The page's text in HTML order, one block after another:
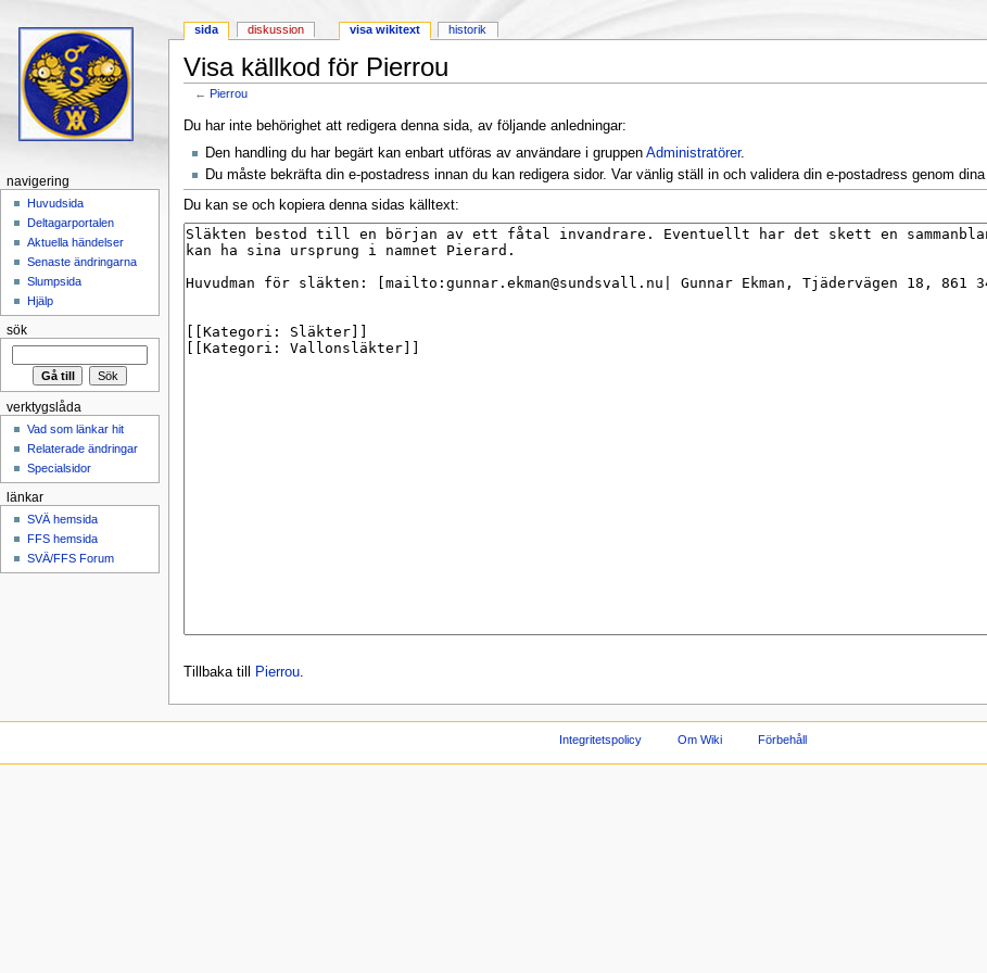
Visa källkod för Pierrou
←Pierrou
Du har inte behörighet att redigera denna sida, av följande anledningar:
Den handling du har begärt kan enbart utföras av användare i gruppen Administratörer.
Du måste bekräfta din e-postadress innan du kan redigera sidor. Var vänlig ställ in och validera din e-postadress genom dina
Du kan se och kopiera denna sidas källtext:
Tillbaka till Pierrou.
sida diskussion visa wikitext historik
navigering
Huvudsida
Deltagarportalen
Aktuella händelser
Senaste ändringarna
Slumpsida
Hjälp
sök
verktygslåda
Vad som länkar hit
Relaterade ändringar
Specialsidor
länkar
SVÄ hemsida
FFS hemsida
SVÄ/FFS Forum
Integritetspolicy Om Wiki Förbehåll